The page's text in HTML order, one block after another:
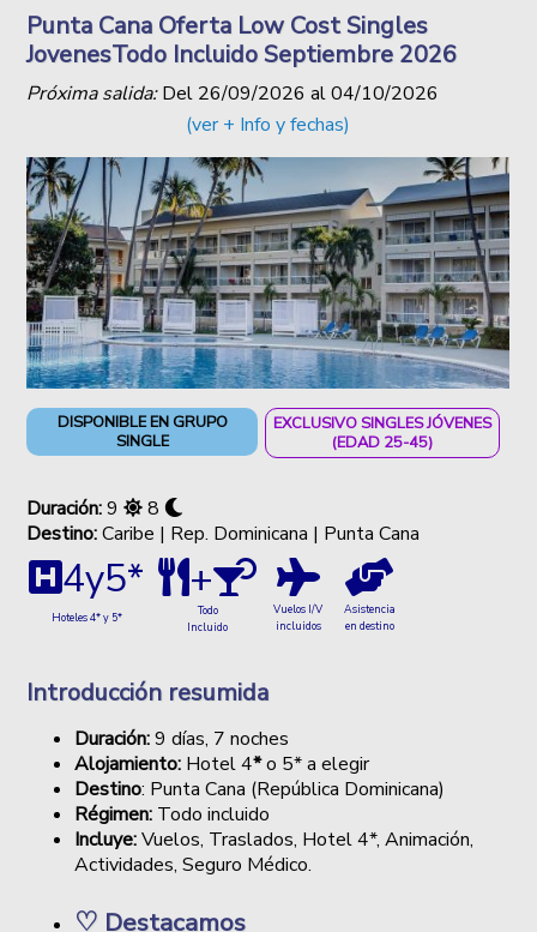
Punta Cana Oferta Low Cost Singles
JovenesTodo Incluido Septiembre 2026
Próxima salida:Del 26/09/2026 al04/10/2026
(ver + Info y fechas)
DISPONIBLE EN GRUPO
SINGLE
EXCLUSIVO SINGLES JÓVENES
(EDAD 25-45)
Duración:9
8
Destino:Caribe | Rep. Dominicana | Punta Cana
4y5*
Hoteles 4* y 5*
+
Todo
Incluido
Vuelos I/V
incluidos
Asistencia
en destino
Introducción resumida
Duración:9 días, 7 noches
Alojamiento: Hotel 4*o 5* a elegir
Destino: Punta Cana (República Dominicana)
Régimen: Todo incluido
Incluye:Vuelos, Traslados, Hotel 4*, Animación,
Actividades, Seguro Médico.
♡ Destacamos